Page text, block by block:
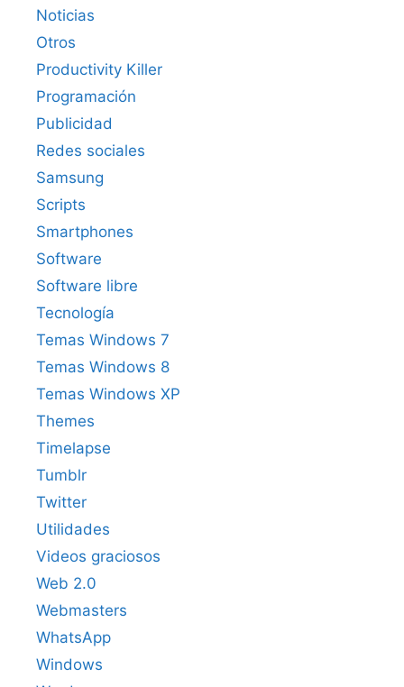
Noticias
Otros
Productivity Killer
Programación
Publicidad
Redes sociales
Samsung
Scripts
Smartphones
Software
Software libre
Tecnología
Temas Windows 7
Temas Windows 8
Temas Windows XP
Themes
Timelapse
Tumblr
Twitter
Utilidades
Videos graciosos
Web 2.0
Webmasters
WhatsApp
Windows